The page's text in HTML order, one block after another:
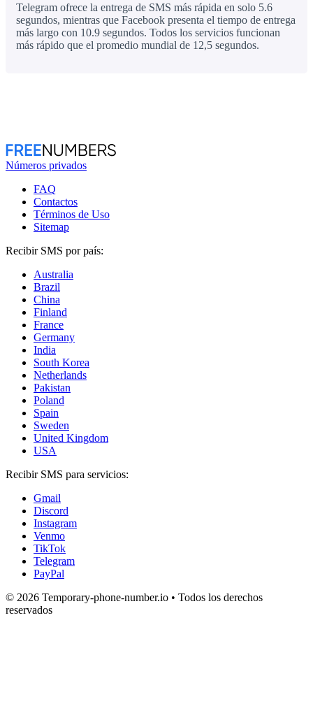
Telegram ofrece la entrega de SMS más rápida en solo 5.6
segundos, mientras que Facebook presenta el tiempo de entrega
más largo con 10.9 segundos. Todos los servicios funcionan
más rápido que el promedio mundial de 12,5 segundos.
Números privados
FAQ
Contactos
Términos de Uso
Sitemap
Recibir SMS por país:
Australia
Brazil
China
Finland
France
Germany
India
South Korea
Netherlands
Pakistan
Poland
Spain
Sweden
United Kingdom
USA
Recibir SMS para servicios:
Gmail
Discord
Instagram
Venmo
TikTok
Telegram
PayPal
© 2026 Temporary-phone-number.io • Todos los derechos
reservados